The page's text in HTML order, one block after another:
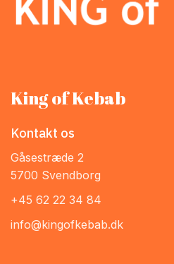
King of Kebab
Kontakt os
Gåsestræde 2
5700 Svendborg
+45 62 22 34 84
info@kingofkebab.dk